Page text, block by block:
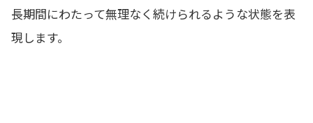
長期間にわたって無理なく続けられるような状態を表
現します。